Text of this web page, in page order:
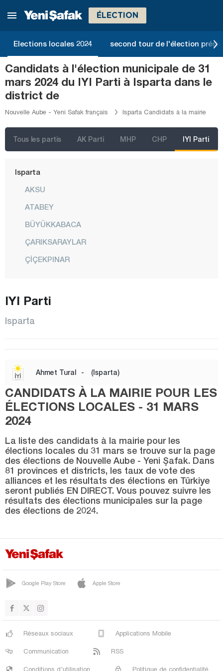
ÉLECTION
Elections locales 2024 second tour de l'élection
Candidats à l'élection municipale de 31
mars 2024 du IYI Parti à Isparta dans le
district de
Nouvelle Aube - Yeni Safak français Isparta Candidats à la mairie
Tous les partis AK Parti MHP CHP IYI Parti
Erzincan
Eskişehir
Gaziantep
Giresun
Gümüşhane
Hakkari
Iğdır
Isparta
AKSU
ATABEY
BÜYÜKKABACA
ÇARIKSARAYLAR
ÇİÇEKPINAR
CENTRE
SARIİDRİS
SAV
SENİR
SENİRKENT
SÜTÇÜLER
YALVAÇ
YENİŞARBADEMLİ
Karaman
IYI Parti
Isparta
Ahmet Tural - (Isparta)
CANDIDATS À LA MAIRIE POUR LES
ÉLECTIONS LOCALES - 31 MARS
2024
La liste des candidats à la mairie pour les
élections locales du 31 mars se trouve sur la page
des élections de Nouvelle Aube - Yeni Şafak. Dans
81 provinces et districts, les taux de vote des
alliances et les résultats des élections en Türkiye
seront publiés EN DIRECT. Vous pouvez suivre les
résultats des élections municipales sur la page
des élections de 2024.
Google Play Store Apple Store
Réseaux sociaux Applications Mobile
Communication RSS
Conditions d'utilisation Politique de confidentialité